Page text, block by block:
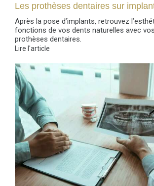
Les prothèses dentaires sur
Après la pose d’implants, retrouvez
fonctions de vos dents naturelles avec
prothèses dentaires.
Lire l'article